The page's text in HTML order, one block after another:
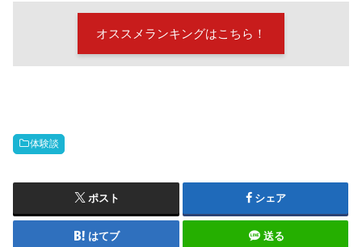
オススメランキングはこちら！
体験談
ポスト シェア
はてブ 送る